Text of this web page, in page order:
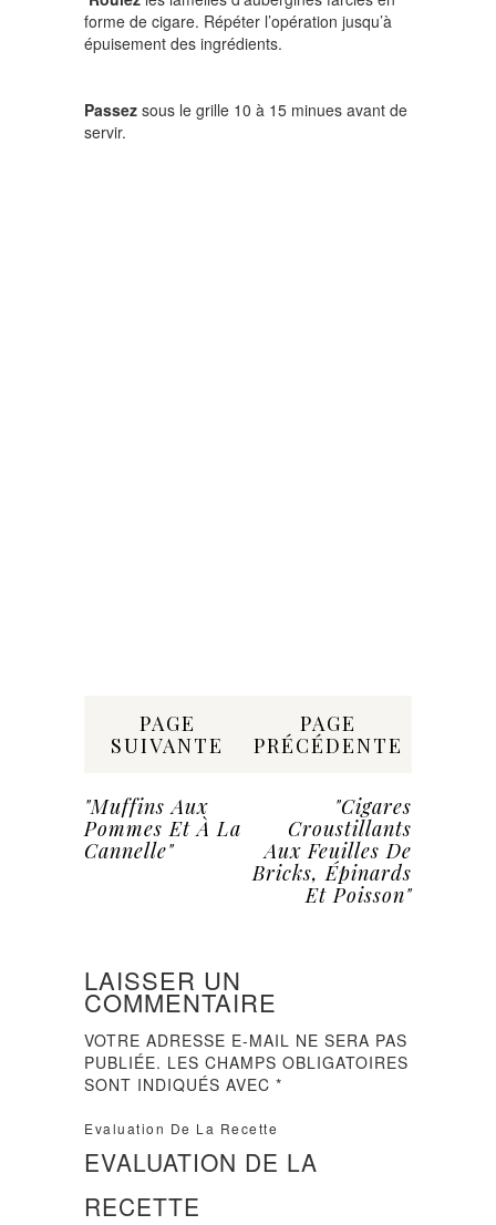
forme de cigare. Répéter l’opération jusqu’à
épuisement des ingrédients.
Passez sous le grille 10 à 15 minues avant de
servir.
PAGE
SUIVANTE
"Muffins Aux
Pommes Et À La
Cannelle"
PAGE
PRÉCÉDENTE
"Cigares
Croustillants
Aux Feuilles De
Bricks, Épinards
Et Poisson"
LAISSER UN
COMMENTAIRE
VOTRE ADRESSE E-MAIL NE SERA PAS
PUBLIÉE. LES CHAMPS OBLIGATOIRES
SONT INDIQUÉS AVEC*
Evaluation De La Recette
EVALUATION DE LA
RECETTE